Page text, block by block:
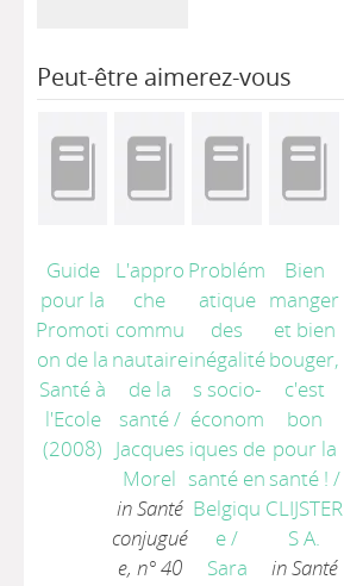
Peut-être aimerez-vous
Guide
pour la
Promoti
on de la
Santé à
l'Ecole
(2008)
L'appro
che
commu
nautaire
de la
santé/
Jacques
Morel
in Santé
conjugué
e, n° 40
Problém
atique
des
inégalité
s socio-
économ
iques de
santé en
Belgiqu
e/
Sara
Bien
manger
et bien
bouger,
c'est
bon
pour la
santé ! /
CLIJSTER
S A.
in Santé